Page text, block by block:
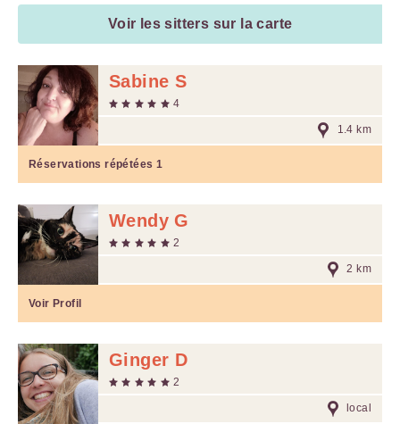
Voir les sitters sur la carte
Sabine S
4
1.4 km
Réservations répétées 1
Wendy G
2
2 km
Voir Profil
Ginger D
2
local